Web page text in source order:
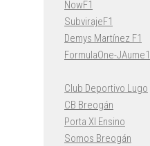
NowF1
SubvirajeF1
Demys Martínez F1
FormulaOne-
Club Deportivo Lugo
CB Breogán
Porta XI Ensino
Somos Breogán